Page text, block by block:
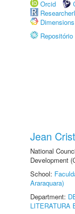
Orcid
Dimensions
Jean
National
Development
School:
Araraquara)
Department:
LITERATURA